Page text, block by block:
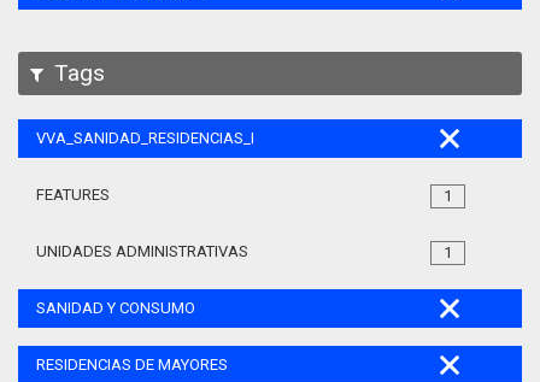
Tags
VVA_SANIDAD_RESIDENCIAS_MAYORES_105
1
FEATURES
1
UNIDADES ADMINISTRATIVAS
SANIDAD Y CONSUMO
RESIDENCIAS DE MAYORES